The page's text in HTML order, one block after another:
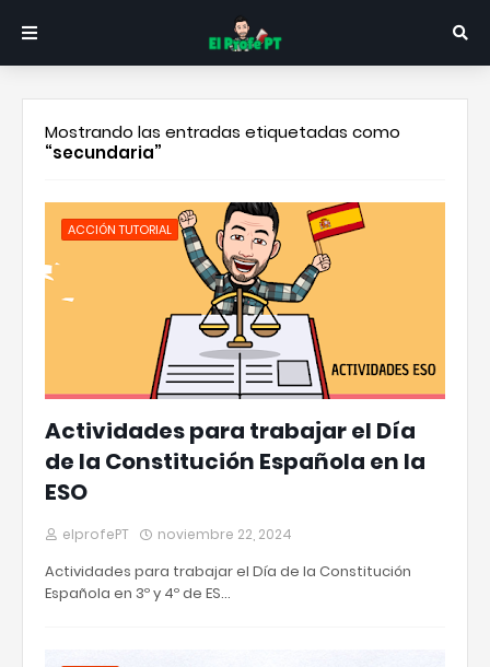
Mostrando las entradas etiquetadas como
secundaria
ACCIÓN TUTORIAL
Actividades para trabajar el Día
de la Constitución Española en la
ESO
elprofePT noviembre 22, 2024
Actividades para trabajar el Día de la Constitución
Española en 3º y 4º de ES…